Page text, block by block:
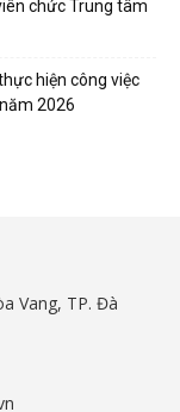
chức Trung tâm
hiện công việc
2026
Vang, TP. Đà